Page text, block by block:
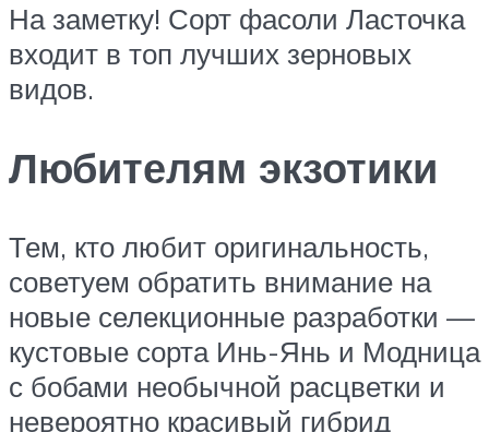
На заметку! Сорт фасоли Ласточка
входит в топ лучших зерновых
видов.
Любителям экзотики
Тем, кто любит оригинальность,
советуем обратить внимание на
новые селекционные разработки —
кустовые сорта Инь-Янь и Модница
с бобами необычной расцветки и
невероятно красивый гибрид